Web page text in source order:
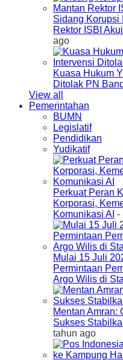
Sidang Korupsi
Rektor ISBI
ago
Kuasa Hukum
Ditolak PN
View all
Pemerintahan
BUMN
Legislatif
Pendidikan
Yudikatif
Perkuat Peran
Korporasi,
Komunikasi AI -
Mulai 15 Juli
Permintaan
Argo Wilis di
Mentan Amran:
Sukses
tahun ago